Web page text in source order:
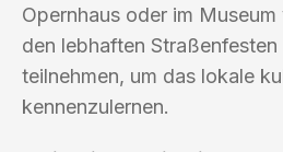
Opernhaus oder im
den lebhaften
teilnehmen, um das lokale
kennenzulernen.